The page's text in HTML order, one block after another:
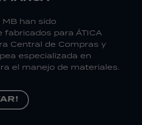
han sido
fabricados para ÁTICA
Central de Compras y
especializada en
el manejo de materiales.